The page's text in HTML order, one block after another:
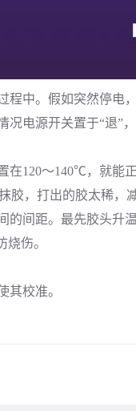
中。假如突然停
电源开关置于“退”
120～140℃，就
，打出的胶太稀，
间距。最先胶头
伤。
其校准。